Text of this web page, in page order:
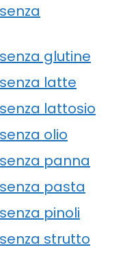
glutine
latte
lattosio
olio
panna
pasta
pinoli
strutto